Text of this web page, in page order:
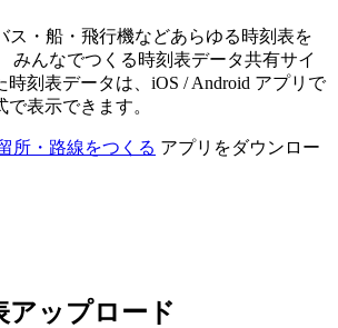
ス・船・飛行機などあらゆる時刻表を
みんなでつくる時刻表データ共有サイ
時刻表データは、iOS / Android アプリで
表示できます。
所・路線をつくる アプリをダウンロー
アップロード